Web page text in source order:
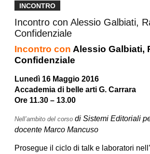
INCONTRO
Incontro con Alessio Galbiati,
Confidenziale
Incontro con Alessio Galbiati,
Confidenziale
Lunedì 16 Maggio 2016
Accademia di belle arti G. Carrara
Ore 11.30 – 13.00
Nell’ambito del corso di Sistemi Editoriali
docente Marco Mancuso
Prosegue il ciclo di talk e laboratori